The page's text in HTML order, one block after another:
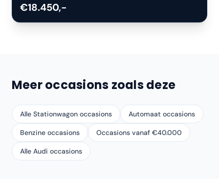
€18.450,-
Meer occasions zoals deze
Alle Stationwagon occasions Automaat occasions
Benzine occasions Occasions vanaf €40.000
Alle Audi occasions